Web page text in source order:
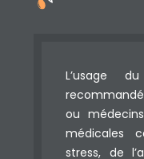
L’usage
ou
médicales
stress, de